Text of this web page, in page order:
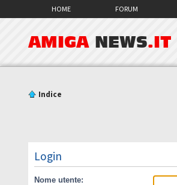
HOME FORUM
AMIGA NEWS.IT
Indice
Login
Nome utente: